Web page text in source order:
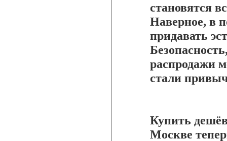
становятся
Наверное, в
придавать
распродажи
стали
Купить
Москве